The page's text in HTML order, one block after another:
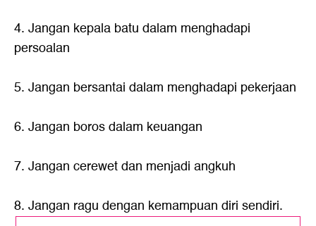
4. Jangan kepala batu dalam menghadapi
persoalan
5. Jangan bersantai dalam menghadapi pekerjaan
6. Jangan boros dalam keuangan
7. Jangan cerewet dan menjadi angkuh
8. Jangan ragu dengan kemampuan diri sendiri.